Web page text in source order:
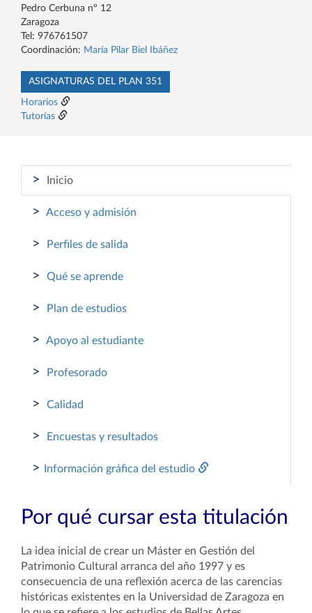
Pedro Cerbuna nº 12
Zaragoza
Tel: 976761507
Coordinación: María Pilar Biel Ibáñez
ASIGNATURAS DEL PLAN 351
Horarios
Tutorías
> Inicio
> Acceso y admisión
> Perfiles de salida
> Qué se aprende
> Plan de estudios
> Apoyo al estudiante
> Profesorado
> Calidad
> Encuestas y resultados
> Información gráfica del estudio
Por qué cursar esta titulación
La idea inicial de crear un Máster en Gestión del
Patrimonio Cultural arranca del año 1997 y es
consecuencia de una reflexión acerca de las carencias
históricas existentes en la Universidad de Zaragoza en